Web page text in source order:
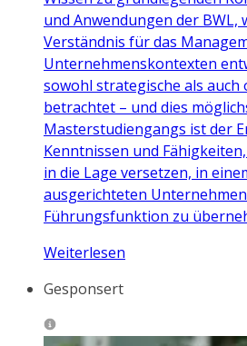
und Anwendungen der BWL,
Verständnis für das
Unternehmenskontexten
sowohl strategische als auch
betrachtet – und dies
Masterstudiengangs ist der
Kenntnissen und
in die Lage versetzen, in
ausgerichteten
Führungsfunktion zu
Weiterlesen
Gesponsert